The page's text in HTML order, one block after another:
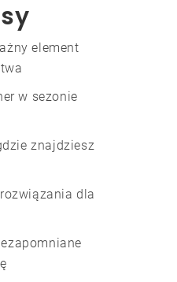
element
w sezonie
znajdziesz
dla